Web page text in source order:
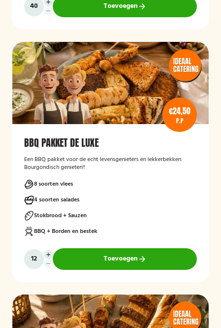
Toevoegen
€24,50
P.P
BBQ PAKKET DE LUXE
Een BBQ pakket voor de echt levensgenieters en lekkerbekken.
Bourgondisch genieten!!
8 soorten vlees
4 soorten salades
Stokbrood + Sauzen
BBQ + Borden en bestek
Toevoegen